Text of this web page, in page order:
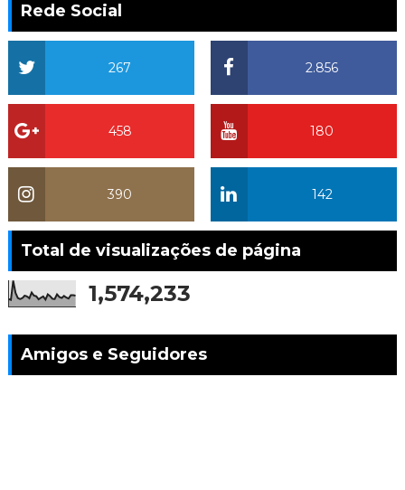
Rede Social
2.856
267
180
458
142
390
Total de visualizações de página
1,574,233
Amigos e Seguidores